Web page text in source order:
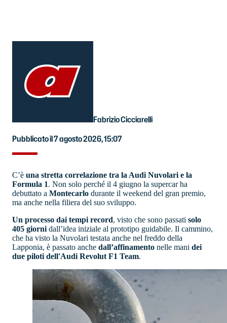
Fabrizio Cicciarelli
Pubblicato il 7 agosto 2026, 15:07
C’è una stretta correlazione tra la Audi Nuvolari e la
Formula 1. Non solo perché il 4 giugno la supercar ha
debuttato a Montecarlo durante il weekend del gran premio,
ma anche nella filiera del suo sviluppo.
Un processo dai tempi record, visto che sono passati solo
405 giorni dall’idea iniziale al prototipo guidabile. Il cammino,
che ha visto la Nuvolari testata anche nel freddo della
Lapponia, è passato anche dall’affinamento nelle mani dei
due piloti dell'Audi Revolut F1 Team.